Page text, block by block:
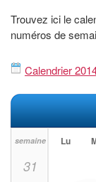
Trouvez ici le
numéros de
Calendrier
semaine Lu
31